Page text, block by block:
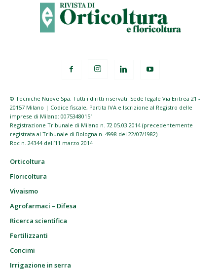
© Tecniche Nuove Spa. Tutti i diritti riservati. Sede legale Via Eritrea 21 -
20157 Milano | Codice fiscale, Partita IVA e Iscrizione al Registro delle
imprese di Milano: 00753480151
Registrazione Tribunale di Milano n. 72 05.03.2014 (precedentemente
registrata al Tribunale di Bologna n. 4998 del 22/07/1982)
Roc n. 24344 dell’11 marzo 2014
Orticoltura
Floricoltura
Vivaismo
Agrofarmaci – Difesa
Ricerca scientifica
Fertilizzanti
Concimi
Irrigazione in serra